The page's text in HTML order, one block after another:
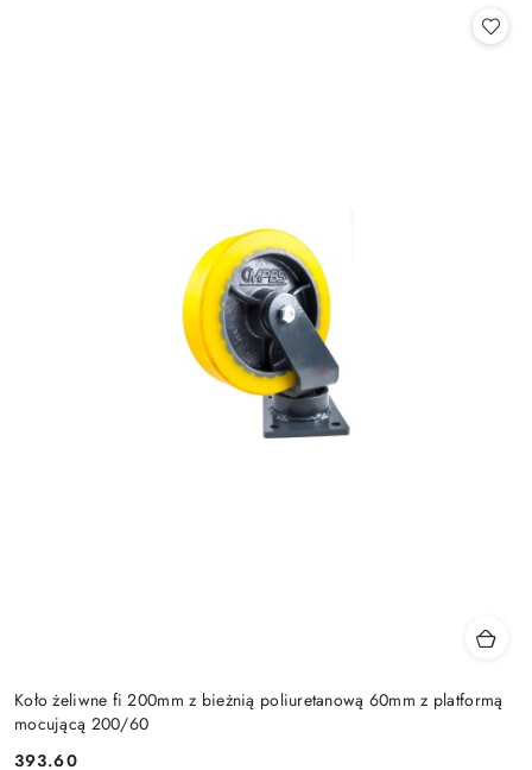
Koło żeliwne fi 200mm z bieżnią poliuretanową 60mm z platformą
mocującą 200/60
393.60